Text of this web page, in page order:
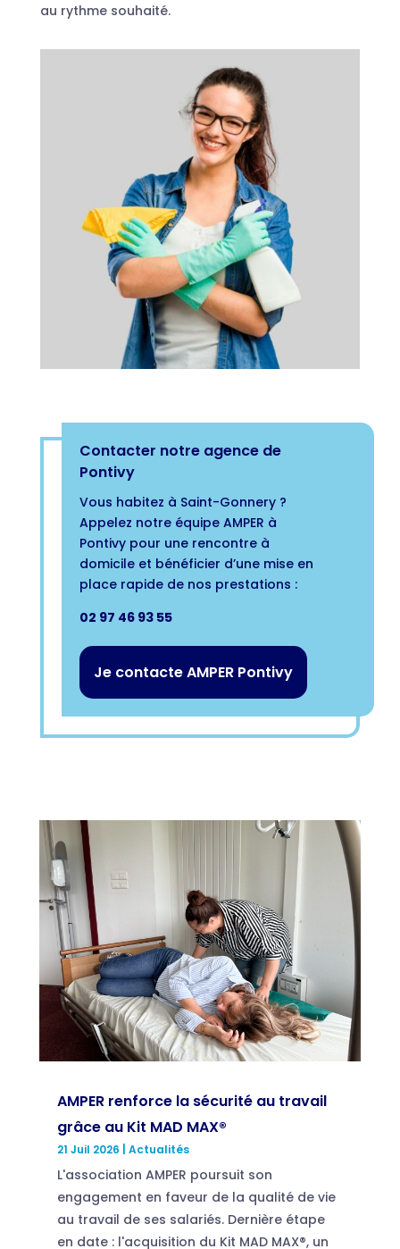
au rythme souhaité.
Contacter notre agence de
Pontivy
Vous habitez à Saint-Gonnery ?
Appelez notre équipe AMPER à
Pontivy pour une rencontre à
domicile et bénéficier d’une mise en
place rapide de nos prestations :
02 97 46 93 55
Je contacte AMPER Pontivy
AMPER renforce la sécurité au travail
grâce au Kit MAD MAX®
21 Juil 2026 Actualités
L'association AMPER poursuit son
engagement en faveur de la qualité de vie
au travail de ses salariés. Dernière étape
en date : l'acquisition du Kit MAD MAX®, un